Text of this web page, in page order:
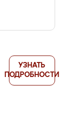
УЗНАТЬ
ПОДРОБНОСТИ